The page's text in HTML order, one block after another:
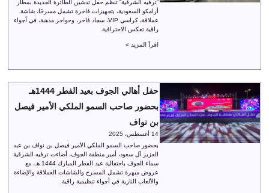
“ترفيه الشرقية” تنظم حفل تدشين الطائرة الجديدة بمطار
أرامكو السعودية، بتجهيزات فاخرة تشمل مسرحًا، شاشة
عملاقة، كراسي VIP، سجاد فاخر، وحواجز مذهبة، في أجواء
راقية تعكس الاحترافية.
اقرأ المزيد >
حفل أهالي الجوف بعيد الفطر 1444هـ
بحضور صاحب السمو الملكي الأمير فيصل
بن نواف
14 أغسطس، 2025
بحضور صاحب السمو الملكي الأمير فيصل بن نواف بن عبد
العزيز آل سعود، أمير منطقة الجوف، أضاءت ترفيه الشرقية
سماء الجوف باحتفالية عيد الفطر المبارك 1444 هـ، مع
عروض مبهرة تشمل المسرح والشاشات العملاقة والإضاءة
والألعاب النارية في أجواء تنظيمية راقية.